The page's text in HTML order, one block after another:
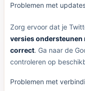
Problemen met
Zorg ervoor dat je
versies ondersteunen
correct. Ga naar de
controleren op
Problemen met